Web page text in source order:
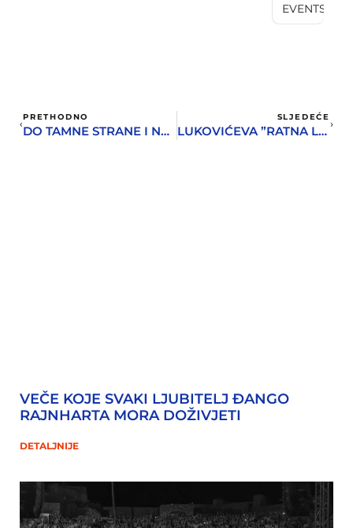
EVENTS
PRETHODNO
DO TAMNE STRANE I NAZAD – O RATU I ANTIRATNOJ POEZIJI
SLJEDEĆE
LUKOVIĆEVA ”RATNA LUKA KUMBOR” NA BELAVISTI
VEČE KOJE SVAKI LJUBITELJ ĐANGO
RAJNHARTA MORA DOŽIVJETI
DETALJNIJE